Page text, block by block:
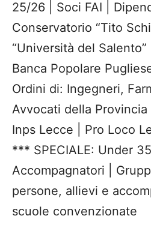
25/26 | Soci FAI |
Conservatorio “Tito
“Università del
Banca Popolare
Ordini di: Ingegneri,
Avvocati della
Inps Lecce | Pro Loco
*** SPECIALE: Under
Accompagnatori |
persone, allievi e
scuole convenzionate